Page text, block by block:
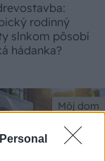
rodinný
slnkom pôsobí
hádanka?
Môj dom